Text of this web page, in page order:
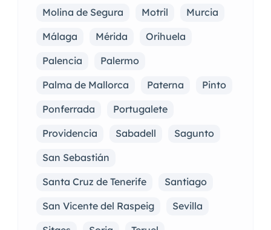
Molina de Segura
Motril
Murcia
Málaga
Mérida
Orihuela
Palencia
Palermo
Palma de Mallorca
Paterna
Pinto
Ponferrada
Portugalete
Providencia
Sabadell
Sagunto
San Sebastián
Santa Cruz de Tenerife
Santiago
San Vicente del Raspeig
Sevilla